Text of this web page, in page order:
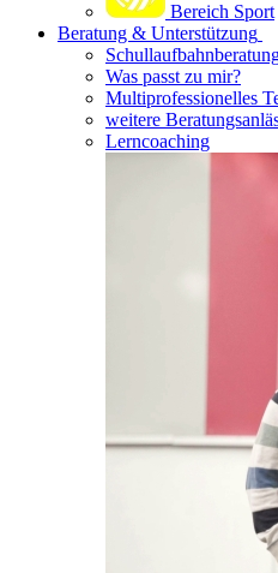
Bereich Sport
Beratung & Unterstützung
Was passt zu mir?
Multipro­fessionelles
weitere
Lerncoaching